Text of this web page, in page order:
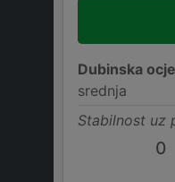
Dubinska
srednja
Stabilnost uz
0